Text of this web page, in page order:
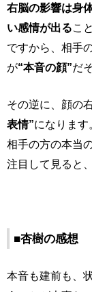
右脳の影響は身
い感情が出るこ
ですから、相手
が“本音の顔”だ
その逆に、顔の
表情”になりま
相手の方の本当
注目して見ると、
■杏樹の感想
本音も建前も、